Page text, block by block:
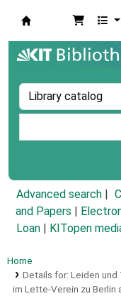
Advanced search
and Papers
Loan
KITopen
Home
Details for: Leiden und
im Lette-Verein zu Berlin